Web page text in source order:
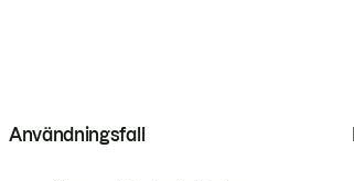
Användningsfall